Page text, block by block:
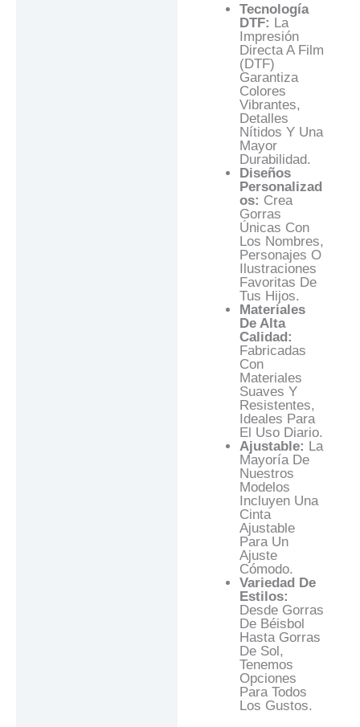
Tecnología
DTF: La
Impresión
Directa A Film
(DTF)
Garantiza
Colores
Vibrantes,
Detalles
Nítidos Y Una
Mayor
Durabilidad.
Diseños
Personalizad
Os: Crea
Gorras
Únicas Con
Los Nombres,
Personajes O
Ilustraciones
Favoritas De
Tus Hijos.
Materiales
De Alta
Calidad:
Fabricadas
Con
Materiales
Suaves Y
Resistentes,
Ideales Para
El Uso Diario.
Ajustable: La
Mayoría De
Nuestros
Modelos
Incluyen Una
Cinta
Ajustable
Para Un
Ajuste
Cómodo.
Variedad De
Estilos:
Desde Gorras
De Béisbol
Hasta Gorras
De Sol,
Tenemos
Opciones
Para Todos
Los Gustos.